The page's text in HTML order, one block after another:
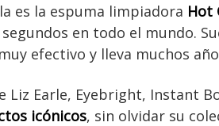
es la espuma limpiadora Hot
en todo el mundo.
efectivo y lleva muchos
Liz Earle, Eyebright, Instant
icónicos, sin olvidar su